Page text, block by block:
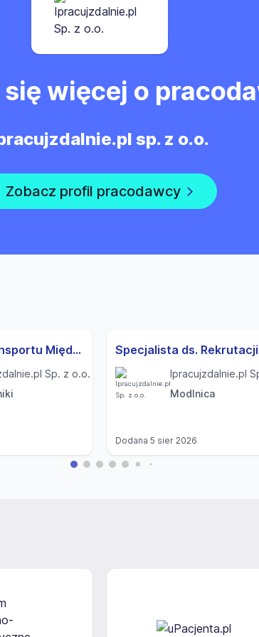
więcej o
sp. z o.o.
Zobacz profil pracodawcy
Dyspozytor Transportu Międzynarodowego (K,M)
Sp. z o.o.
Ipracujzdalnie.pl
Modlnica
Dodana 5 sier 2026